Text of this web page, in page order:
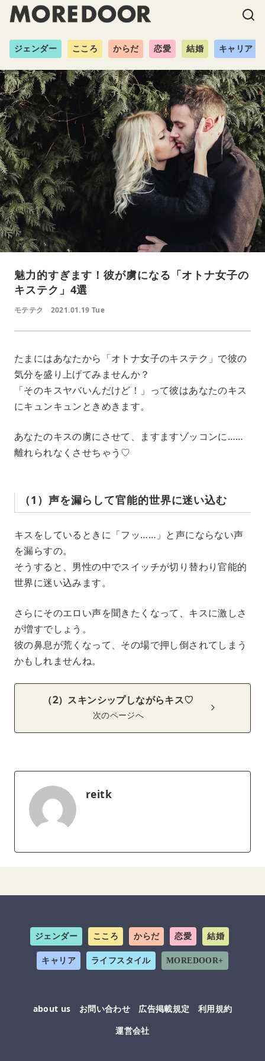
ジェンダー こころ からだ 恋愛 結婚 キャリア
魅力的すぎます！彼が虜になる「オトナ女子の
キステク」4選
モテテク 2021.01.19 Tue
たまにはあなたから「オトナ女子のキステク」で彼の
気分を盛り上げてみませんか？
「そのキスヤバいんだけど！」って彼はあなたのキス
にキュンキュンときめきます。
あなたのキスの虜にさせて、ますますゾッコンに……
離れられなくさせちゃう♡
（1）声を漏らして官能的世界に迷い込む
キスをしているときに「フッ……」と声にならない声
を漏らすの。
そうすると、男性の中でスイッチが切り替わり官能的
世界に迷い込みます。
さらにそのエロい声を聞きたくなって、キスに激しさ
が増すでしょう。
彼の鼻息が荒くなって、その場で押し倒されてしまう
かもしれませんね。
（2）スキンシップしながらキス♡
次のページへ
reitk
ジェンダー こころ からだ 恋愛 結婚
キャリア ライフスタイル MOREDOOR+
about us お問い合わせ 広告掲載規定
利用規約
運営会社